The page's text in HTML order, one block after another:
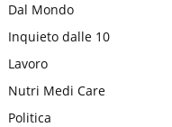
Dal Mondo
Inquieto dalle 10
Lavoro
Nutri Medi Care
Politica